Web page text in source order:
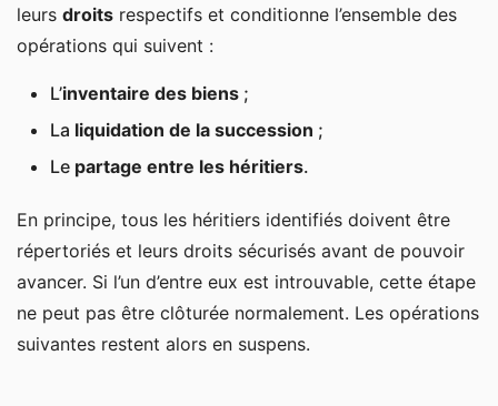
leurs droits respectifs et conditionne l’ensemble des
opérations qui suivent :
L’inventaire des biens ;
La liquidation de la succession ;
Le partage entre les héritiers.
En principe, tous les héritiers identifiés doivent être
répertoriés et leurs droits sécurisés avant de pouvoir
avancer. Si l’un d’entre eux est introuvable, cette étape
ne peut pas être clôturée normalement. Les opérations
suivantes restent alors en suspens.